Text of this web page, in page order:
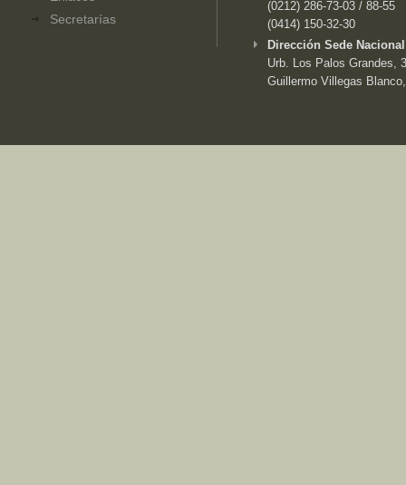
Secretarías
(0212) 286-73-03 / 88-55
(0414) 150-32-30
Dirección Sede
Urb. Los Palos Grandes,
Guillermo Villegas